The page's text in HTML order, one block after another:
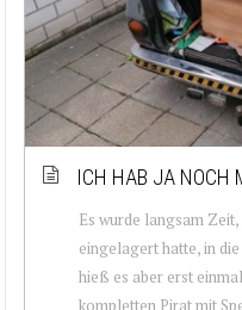
ICH HAB JA NOCH
Es wurde langsam
eingelagert hatte, in
hieß es aber erst
kompletten Pirat mit